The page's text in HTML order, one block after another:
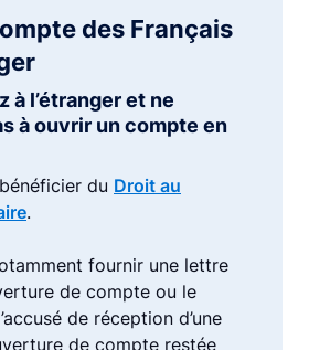
des Français
à l’étranger et ne
à ouvrir un compte en
du Droit au
.
fournir une lettre
de compte ou le
de réception d’une
de compte restée